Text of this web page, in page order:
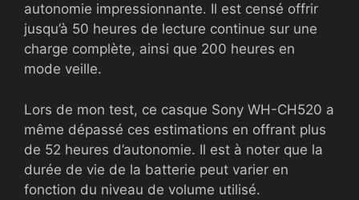
autonomie impressionnante. Il est censé offrir
jusqu’à 50 heures de lecture continue sur une
charge complète, ainsi que 200 heures en
mode veille.
Lors de mon test, ce casque Sony WH-CH520 a
même dépassé ces estimations en offrant plus
de 52 heures d’autonomie. Il est à noter que la
durée de vie de la batterie peut varier en
fonction du niveau de volume utilisé.